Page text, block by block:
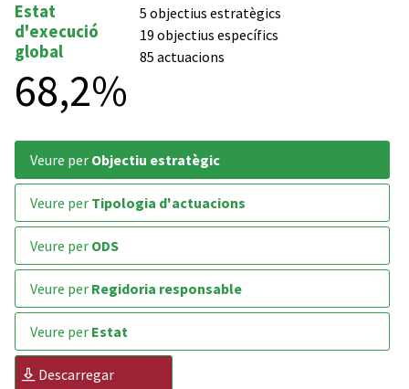
Estat
d'execució
global
68,2%
5 objectius estratègics
19 objectius específics
85 actuacions
veure per Objectiu estratègic
veure per Tipologia d'actuacions
veure per ODS
veure per Regidoria responsable
veure per Estat
descarregar